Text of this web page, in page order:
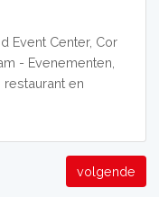
Event Center, Cor
- Evenementen,
restaurant en
volgende